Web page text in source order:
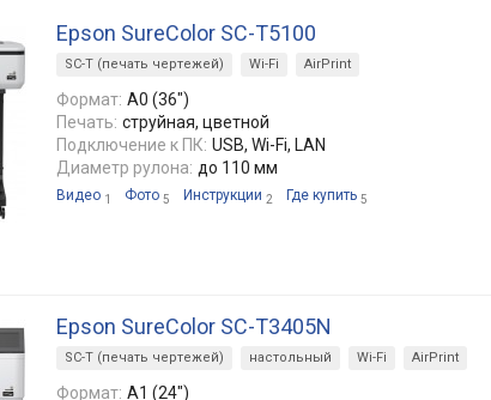
Epson SureColor SC-T5100
SC-T (печать чертежей) Wi-Fi AirPrint
Формат: A0 (36")
Печать: струйная, цветной
Подключение к ПК: USB, Wi-Fi, LAN
Диаметр рулона: до 110 мм
Видео 1 Фото 5 Инструкции 2 Где купить 5
Epson SureColor SC-T3405N
SC-T (печать чертежей) настольный Wi-Fi AirPrint
Формат: A1 (24")